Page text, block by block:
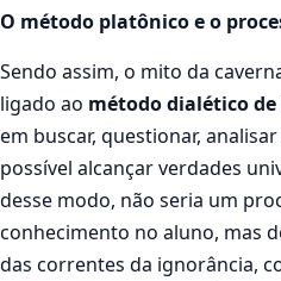
O método platônico e o
Sendo assim, o mito da
ligado ao método dialético
em buscar, questionar,
possível alcançar verdades
desse modo, não seria um
conhecimento no aluno, mas
das correntes da ignorância,